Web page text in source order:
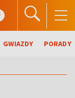
GWIAZDY PORADY